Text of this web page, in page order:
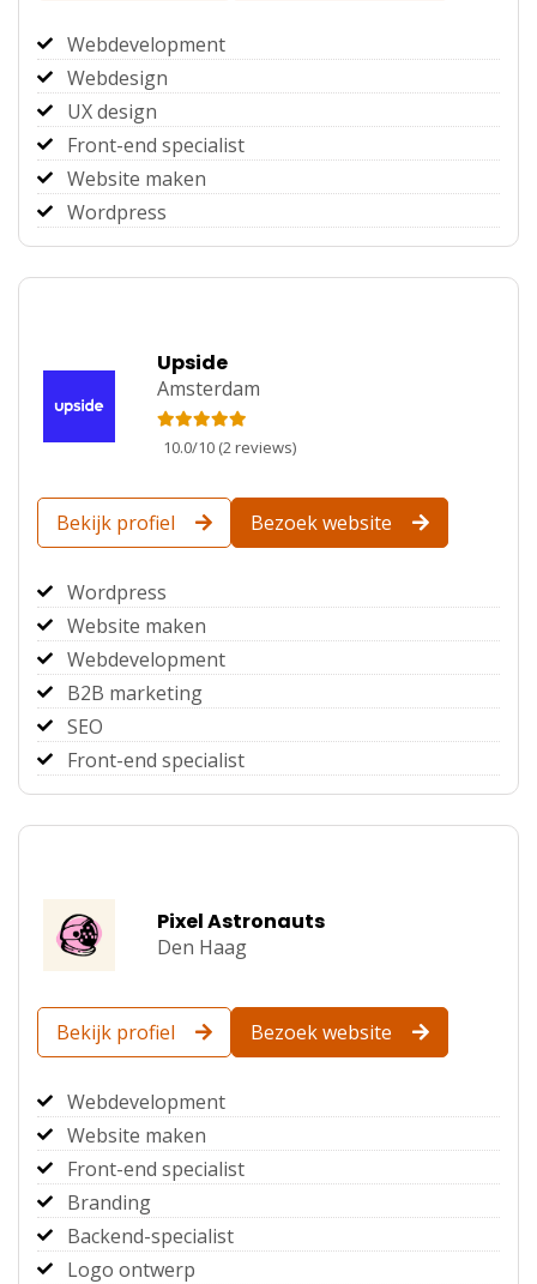
Webdevelopment
Webdesign
UX design
Front-end specialist
Website maken
Wordpress
Upside
Amsterdam
10.0/10 (2reviews)
Bekijk profiel Bezoek website
Wordpress
Website maken
Webdevelopment
B2B marketing
SEO
Front-end specialist
Pixel Astronauts
Den Haag
Bekijk profiel Bezoek website
Webdevelopment
Website maken
Front-end specialist
Branding
Backend-specialist
Logo ontwerp